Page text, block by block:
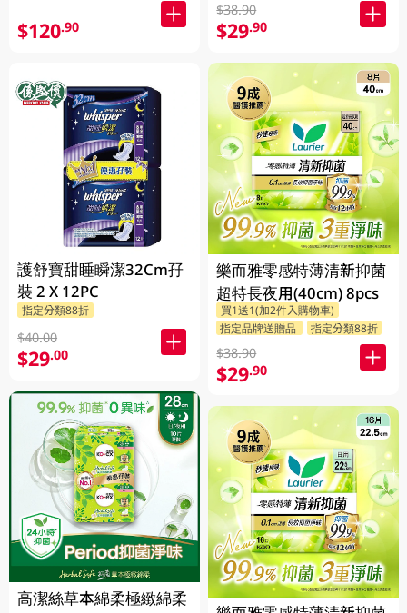
$120.90
護舒寶甜睡瞬潔32Cm孖
裝 2 X 12PC
指定分類88折
$40.00
$29.00
高潔絲草本綿柔極緻綿柔
$38.90
$29.90
樂而雅零感特薄清新抑菌
超特長夜用(40cm) 8pcs
買1送1(加2件入購物車)
指定品牌送贈品
指定分類88折
$38.90
$29.90